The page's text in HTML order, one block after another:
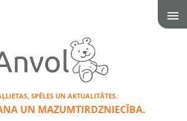
SPĒLES UN AKTUALITĀTES.
UN MAZUMTIRDZNIECĪBA.